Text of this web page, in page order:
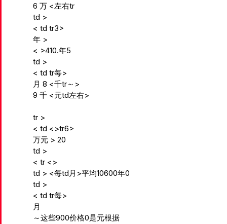
6 万 <左右tr
td >
< td tr3>
年 >
< >410.年5
td >
< td tr每>
月 8 <千tr～>
9 千 <元td左右>
tr >
< td <>tr6>
万元 > 20
td >
< tr <>
td > <每td月>平均10600年0
td >
< td tr每>
月
～这些900价格0是元根据